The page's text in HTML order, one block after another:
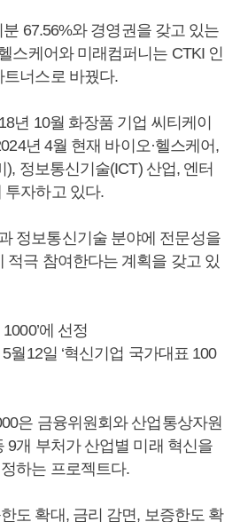
67.56%와 경영권을 갖고 있는
스케어와 미래컴퍼니는 CTKI 인
너스로 바꿨다.
년 10월 화장품 기업 씨티케이
년 4월 현재 바이오·헬스케어,
), 정보통신기술(ICT) 산업, 엔터
투자하고 있다.
정보통신기술 분야에 전문성을
적극 참여한다는 계획을 갖고 있
에 선정
월12일 ‘혁신기업 국가대표 100
은 금융위원회와 산업통상자원
9개 부처가 산업별 미래 혁신을
하는 프로젝트다.
도 확대, 금리 감면, 보증한도 확